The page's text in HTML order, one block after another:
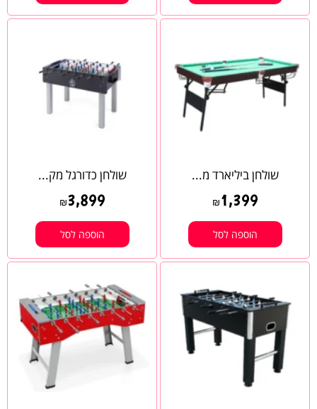
שולחן ביליארד מ...
₪ 1,399
הוספה לסל
שולחן כדורגל מק...
₪3,899
הוספה לסל